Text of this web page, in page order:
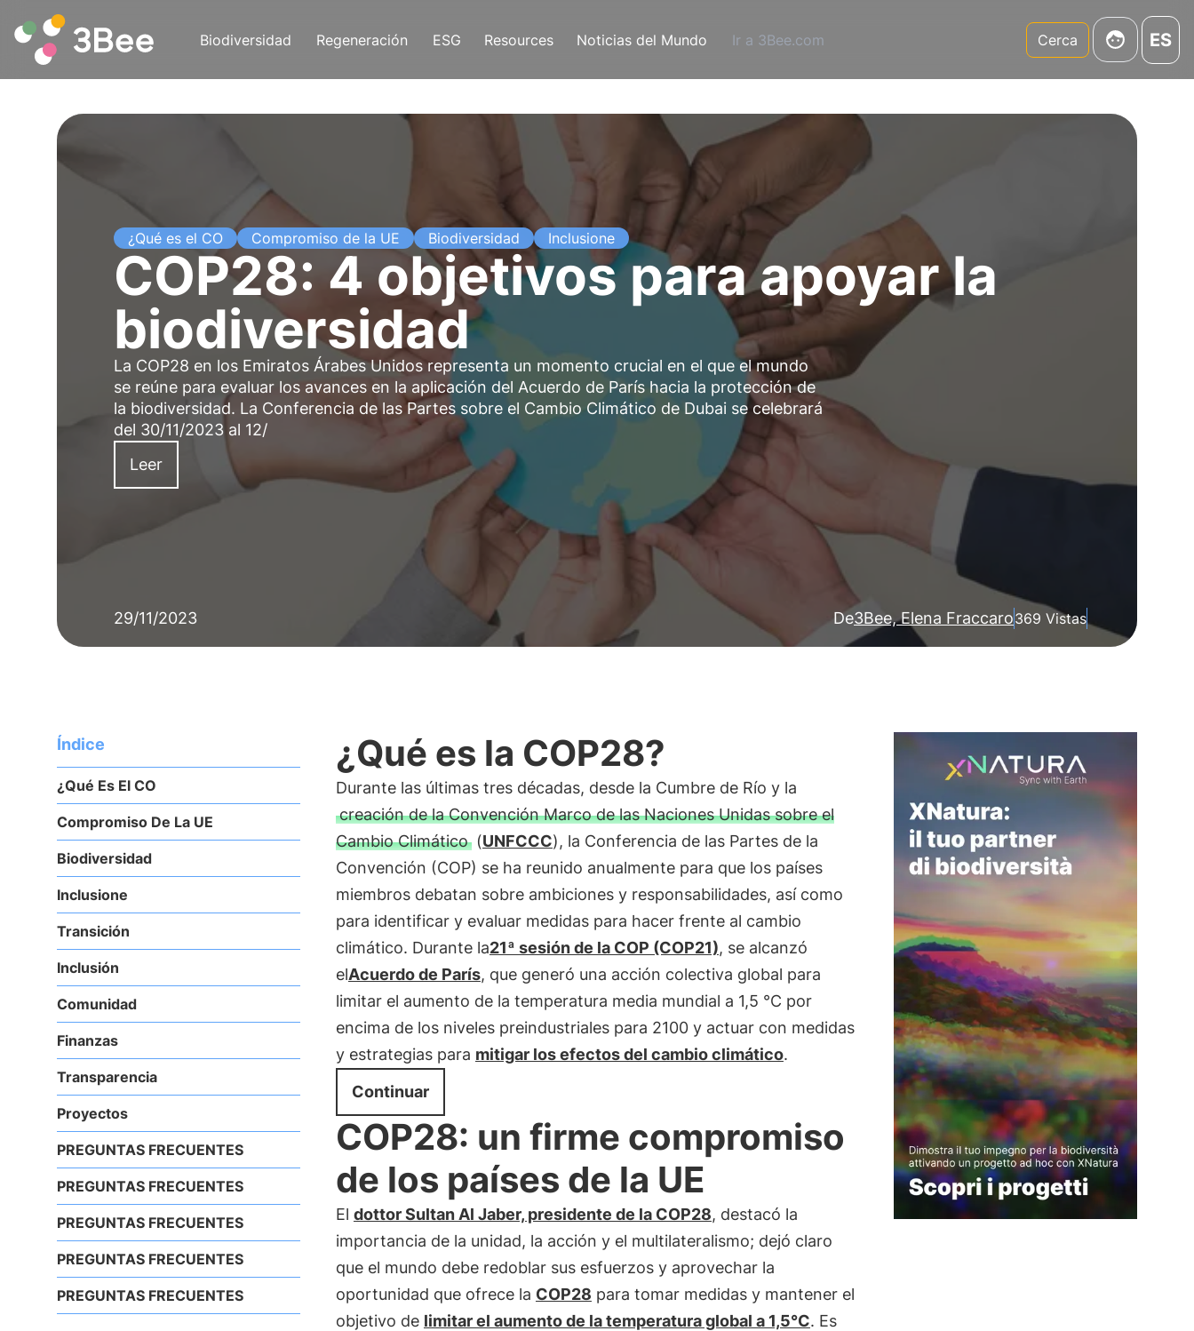
Biodiversidad Regeneración ESG Resources Noticias del Mundo Ir a 3Bee.com Cerca ES
¿Qué es el CO Compromiso de la UE Biodiversidad Inclusione
COP28: 4 objetivos para apoyar la
biodiversidad
La COP28 en los Emiratos Árabes Unidos representa un momento crucial en el que el mundo
se reúne para evaluar los avances en la aplicación del Acuerdo de París hacia la protección de
la biodiversidad. La Conferencia de las Partes sobre el Cambio Climático de Dubai se celebrará
del 30/11/2023 al 12/
Leer
29/11/2023 De3Bee, Elena Fraccaro369 Vistas
Índice
¿Qué Es El CO
Compromiso De La UE
Biodiversidad
Inclusione
Transición
Inclusión
Comunidad
Finanzas
Transparencia
Proyectos
PREGUNTAS FRECUENTES
PREGUNTAS FRECUENTES
PREGUNTAS FRECUENTES
PREGUNTAS FRECUENTES
PREGUNTAS FRECUENTES
¿Qué es la COP28?
Durante las últimas tres décadas, desde la Cumbre de Río y la
creación de la Convención Marco de las Naciones Unidas sobre el
Cambio Climático(UNFCCC), la Conferencia de las Partes de la
Convención (COP) se ha reunido anualmente para que los países
miembros debatan sobre ambiciones y responsabilidades, así como
para identificar y evaluar medidas para hacer frente al cambio
climático. Durante la21ª sesión de la COP (COP21), se alcanzó
elAcuerdo de París, que generó una acción colectiva global para
limitar el aumento de la temperatura media mundial a 1,5 °C por
encima de los niveles preindustriales para 2100 y actuar con medidas
y estrategias para mitigar los efectos del cambio climático.
Continuar
COP28: un firme compromiso
de los países de la UE
El dottor Sultan Al Jaber, presidente de la COP28, destacó la
importancia de la unidad, la acción y el multilateralismo; dejó claro
que el mundo debe redoblar sus esfuerzos y aprovechar la
oportunidad que ofrece la COP28 para tomar medidas y mantener el
objetivo de limitar el aumento de la temperatura global a 1,5°C. Es